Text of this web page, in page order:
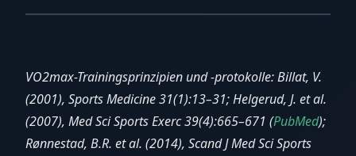
VO2max-Trainingsprinzipien und -protokolle: Billat, V.
(2001), Sports Medicine 31(1):13–31; Helgerud, J. et al.
(2007), Med Sci Sports Exerc 39(4):665–671 (PubMed);
Rønnestad, B.R. et al. (2014), Scand J Med Sci Sports